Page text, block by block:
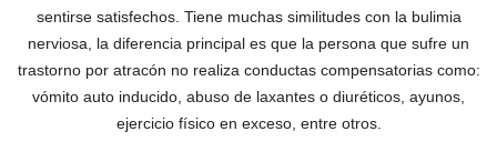
sentirse satisfechos. Tiene muchas similitudes con la bulimia
nerviosa, la diferencia principal es que la persona que sufre un
trastorno por atracón no realiza conductas compensatorias como:
vómito auto inducido, abuso de laxantes o diuréticos, ayunos,
ejercicio físico en exceso, entre otros.